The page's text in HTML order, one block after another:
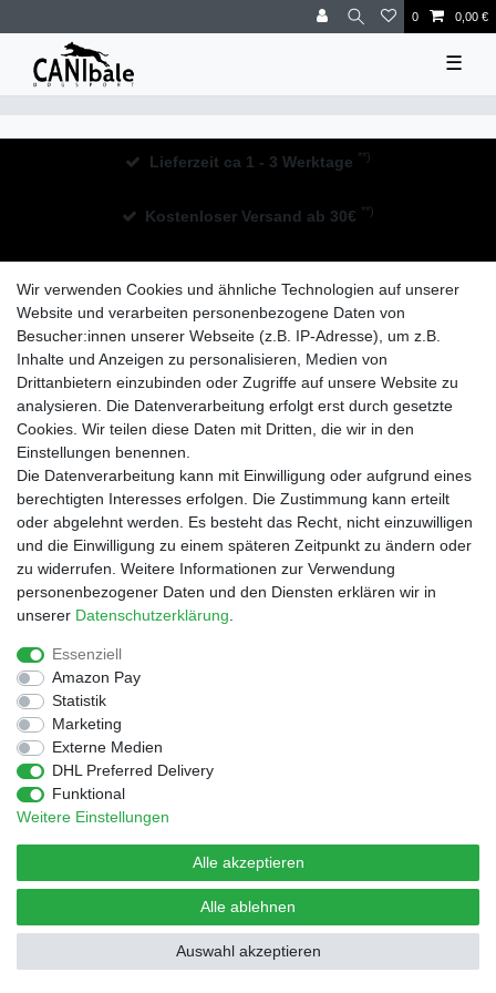
0 0,00 €
☰
Lieferzeit ca 1 - 3 Werktage **)
Kostenloser Versand ab 30€ **)
Widerrufs­recht Impressum Daten­schutz­erklärung
AGB Kontakt
© Copyright 2026 | Alle Rechte vorbehalten.
Design by D.Behrendt
Wir verwenden Cookies und ähnliche Technologien auf unserer
Website und verarbeiten personenbezogene Daten von
Besucher:innen unserer Webseite (z.B. IP-Adresse), um z.B.
Inhalte und Anzeigen zu personalisieren, Medien von
Drittanbietern einzubinden oder Zugriffe auf unsere Website zu
analysieren. Die Datenverarbeitung erfolgt erst durch gesetzte
Cookies. Wir teilen diese Daten mit Dritten, die wir in den
Einstellungen benennen.
Die Datenverarbeitung kann mit Einwilligung oder aufgrund eines
berechtigten Interesses erfolgen. Die Zustimmung kann erteilt
oder abgelehnt werden. Es besteht das Recht, nicht einzuwilligen
und die Einwilligung zu einem späteren Zeitpunkt zu ändern oder
zu widerrufen. Weitere Informationen zur Verwendung
personenbezogener Daten und den Diensten erklären wir in
unserer Daten­schutz­erklärung
Essenziell
Amazon Pay
Statistik
Marketing
Externe Medien
DHL Preferred Delivery
Funktional
Weitere Einstellungen
Alle akzeptieren
Alle ablehnen
Auswahl akzeptieren